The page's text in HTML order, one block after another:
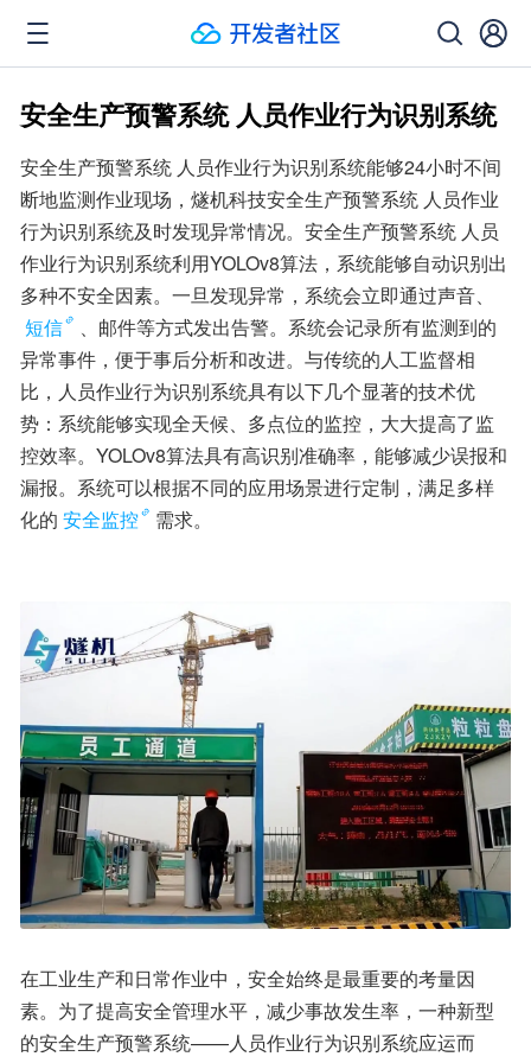
安全生产预警系统 人员作业行为识别系统
安全生产预警系统 人员作业行为识别系统能够24小时不间
断地监测作业现场，燧机科技安全生产预警系统 人员作业
行为识别系统及时发现异常情况。安全生产预警系统 人员
作业行为识别系统利用YOLOv8算法，系统能够自动识别出
多种不安全因素。一旦发现异常，系统会立即通过声音、
短信
、邮件等方式发出告警。系统会记录所有监测到的
异常事件，便于事后分析和改进。与传统的人工监督相
比，人员作业行为识别系统具有以下几个显著的技术优
势：系统能够实现全天候、多点位的监控，大大提高了监
控效率。YOLOv8算法具有高识别准确率，能够减少误报和
漏报。系统可以根据不同的应用场景进行定制，满足多样
化的 安全监控 需求。
在工业生产和日常作业中，安全始终是最重要的考量因
素。为了提高安全管理水平，减少事故发生率，一种新型
的安全生产预警系统——人员作业行为识别系统应运而